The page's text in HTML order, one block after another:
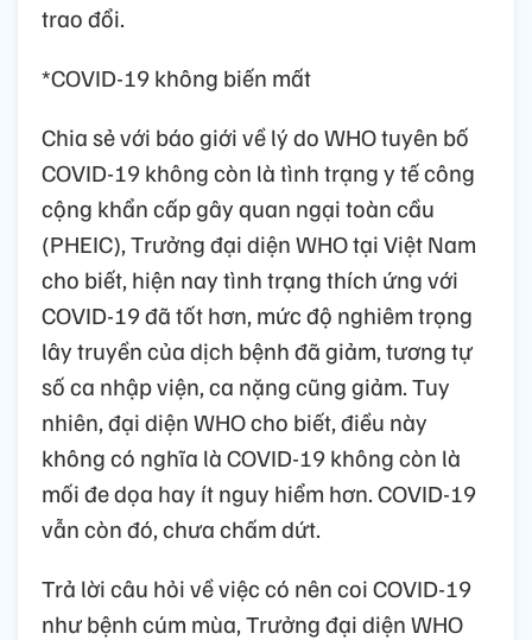
trao đổi.
*COVID-19 không biến mất
Chia sẻ với báo giới về lý do WHO tuyên bố
COVID-19 không còn là tình trạng y tế công
cộng khẩn cấp gây quan ngại toàn cầu
(PHEIC), Trưởng đại diện WHO tại Việt Nam
cho biết, hiện nay tình trạng thích ứng với
COVID-19 đã tốt hơn, mức độ nghiêm trọng
lây truyền của dịch bệnh đã giảm, tương tự
số ca nhập viện, ca nặng cũng giảm. Tuy
nhiên, đại diện WHO cho biết, điều này
không có nghĩa là COVID-19 không còn là
mối đe dọa hay ít nguy hiểm hơn. COVID-19
vẫn còn đó, chưa chấm dứt.
Trả lời câu hỏi về việc có nên coi COVID-19
như bệnh cúm mùa, Trưởng đại diện WHO